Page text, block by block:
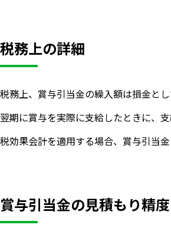
税務上の詳細
税務上、賞与引当金の繰入額は損金と
翌期に賞与を実際に支給したときに、
税効果会計を適用する場合、賞与引当
賞与引当金の見積もり精